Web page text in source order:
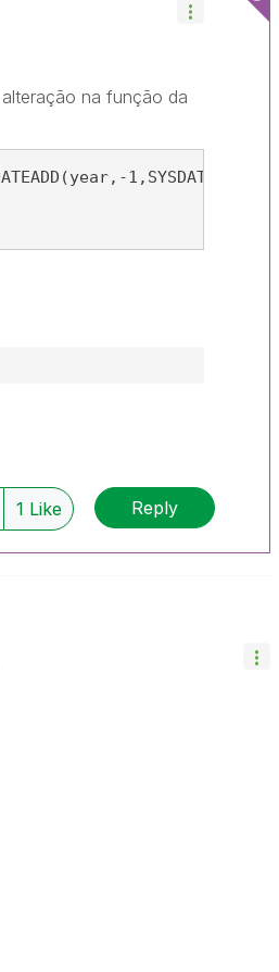
na função da
1,SYSDATETIME())
1 Like Reply